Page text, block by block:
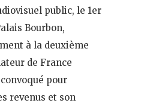
public, le 1er
Bourbon,
à la deuxième
de France
pour
revenus et son